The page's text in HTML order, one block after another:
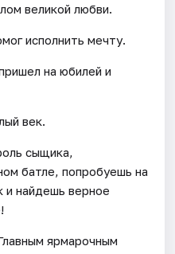
великой любви.
исполнить мечту.
на юбилей и
век.
сыщика,
батле, попробуешь на
и найдешь верное
ярмарочным